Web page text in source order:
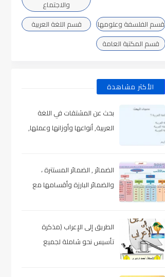
والاجتماع
قسم الفلسفة وعلومها
قسم اللغة العربية
قسم المكتبة العامة
الأكثر مشاهدة
بحث عن المشتقات في اللغة
العربية, أنواعها وأوزانها وعملها,
الضمائر , الضمائر المستترة ،
والضمائر البارزة وأقسامها مع
الطريق إلى الإعراب (مذكرة
تأسيس نحو شاملة لجميع